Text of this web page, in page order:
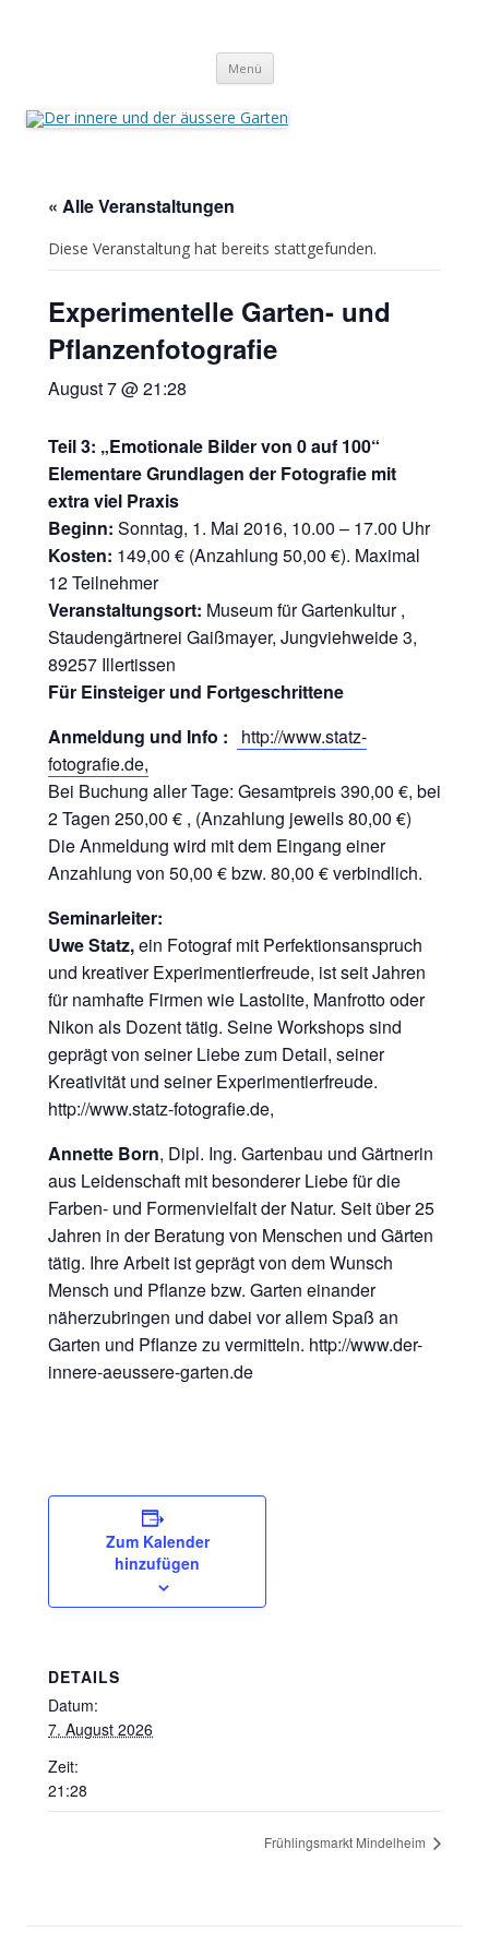
Menü Zum
springen
« Alle Veranstaltungen
Diese Veranstaltung hat bereits stattgefunden.
Experimentelle Garten- und
Pflanzenfotografie
August 7 @ 21:28
Teil 3: „Emotionale Bilder von 0 auf 100“
Elementare Grundlagen der Fotografie mit
extra viel Praxis
Beginn: Sonntag, 1. Mai 2016, 10.00 – 17.00 Uhr
Kosten: 149,00 € (Anzahlung 50,00 €). Maximal
12 Teilnehmer
Veranstaltungsort: Museum für Gartenkultur ,
Staudengärtnerei Gaißmayer, Jungviehweide 3,
89257 Illertissen
Für Einsteiger und Fortgeschrittene
Anmeldung und Info :
http://www.statz-
fotografie.de,
Bei Buchung aller Tage: Gesamtpreis 390,00 €, bei
2 Tagen 250,00 € , (Anzahlung jeweils 80,00 €)
Die Anmeldung wird mit dem Eingang einer
Anzahlung von 50,00 € bzw. 80,00 € verbindlich.
Seminarleiter:
Uwe Statz,ein Fotograf mit Perfektionsanspruch
und kreativer Experimentierfreude, ist seit Jahren
für namhafte Firmen wie Lastolite, Manfrotto oder
Nikon als Dozent tätig. Seine Workshops sind
geprägt von seiner Liebe zum Detail, seiner
Kreativität und seiner Experimentierfreude.
http://www.statz-fotografie.de,
Annette Born, Dipl. Ing. Gartenbau und Gärtnerin
aus Leidenschaft mit besonderer Liebe für die
Farben- und Formenvielfalt der Natur. Seit über 25
Jahren in der Beratung von Menschen und Gärten
tätig. Ihre Arbeit ist geprägt von dem Wunsch
Mensch und Pflanze bzw. Garten einander
näherzubringen und dabei vor allem Spaß an
Garten und Pflanze zu vermitteln. http://www.der-
innere-aeussere-garten.de
Zum Kalender
hinzufügen
DETAILS
Datum:
7. August 2026
Zeit:
21:28
Frühlingsmarkt Mindelheim